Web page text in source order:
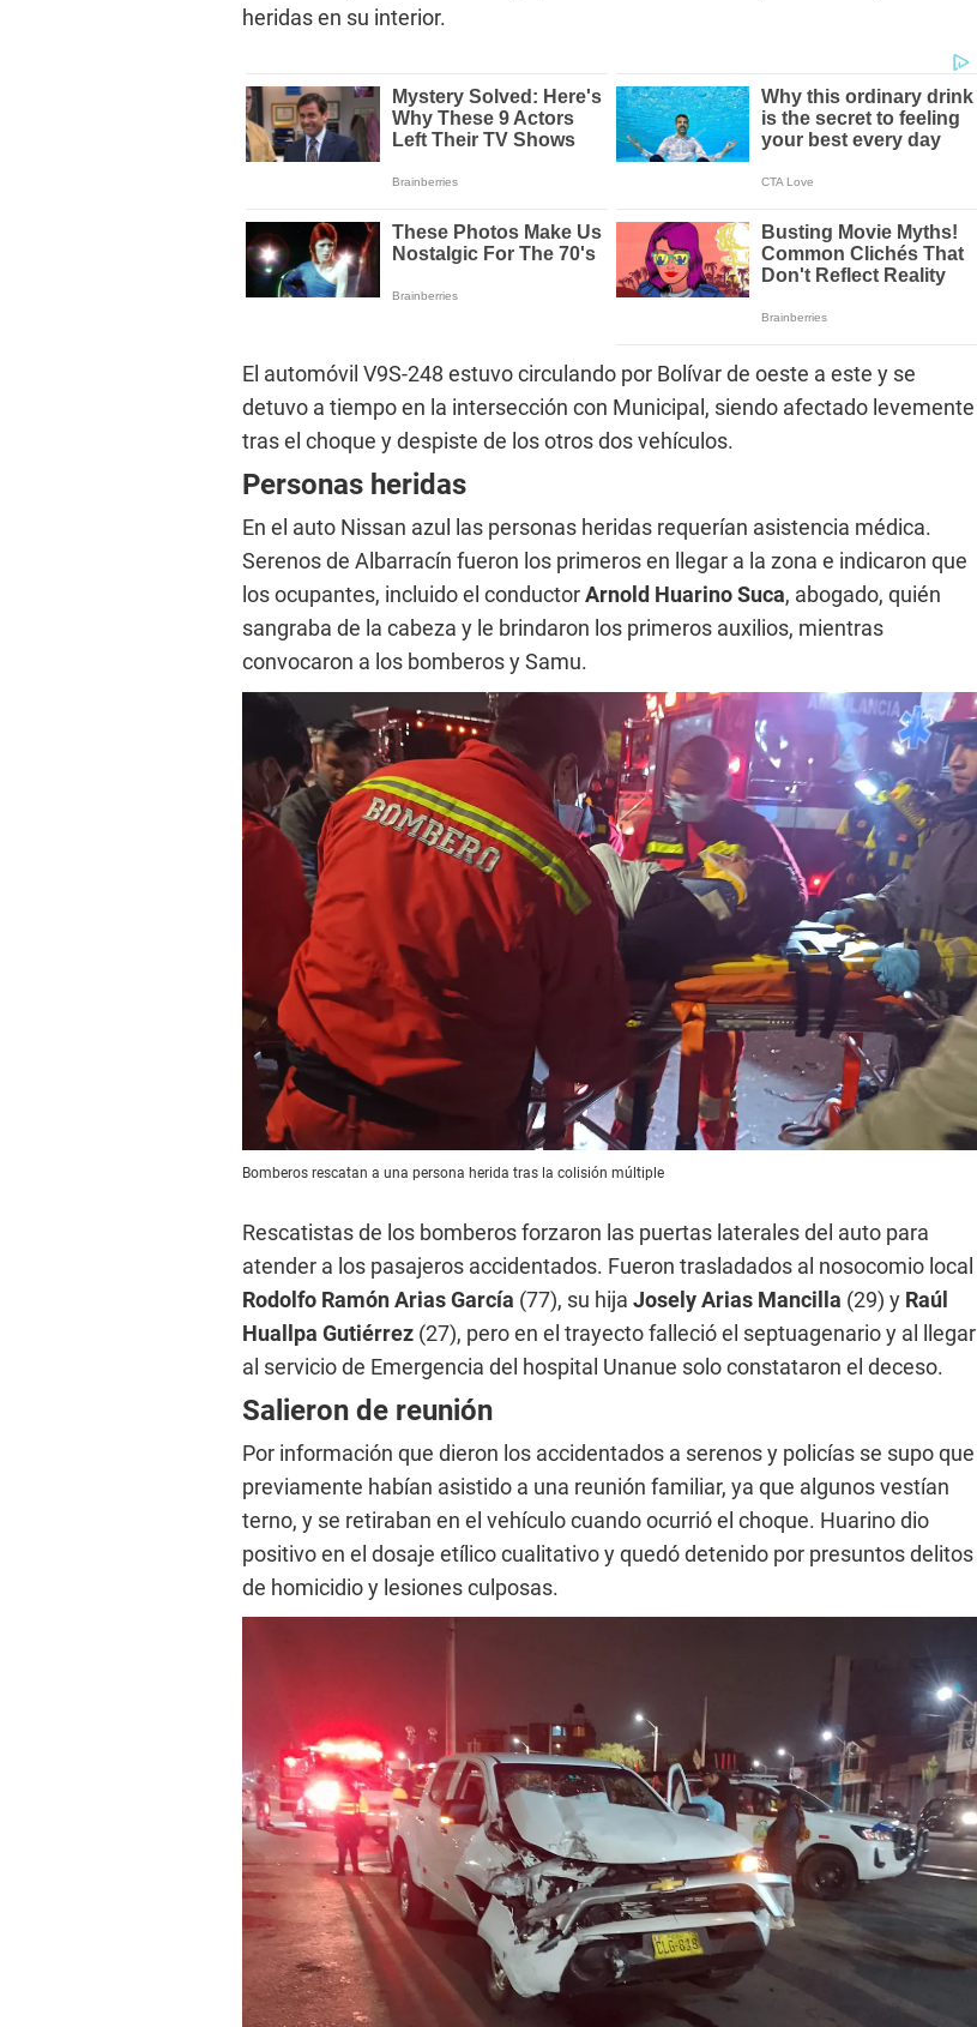
heridas en su interior.
El automóvil V9S-248 estuvo circulando por Bolívar de oeste a este y se
detuvo a tiempo en la intersección con Municipal, siendo afectado levemente
tras el choque y despiste de los otros dos vehículos.
Personas heridas
En el auto Nissan azul las personas heridas requerían asistencia médica.
Serenos de Albarracín fueron los primeros en llegar a la zona e indicaron que
los ocupantes, incluido el conductorArnold Huarino Suca, abogado, quién
sangraba de la cabeza y le brindaron los primeros auxilios, mientras
convocaron a los bomberos y Samu.
Bomberos rescatan a una persona herida tras la colisión múltiple
Rescatistas de los bomberos forzaron las puertas laterales del auto para
atender a los pasajeros accidentados. Fueron trasladados al nosocomio local
Rodolfo Ramón Arias García (77), su hija Josely Arias Mancilla (29) y Raúl
Huallpa Gutiérrez (27), pero en el trayecto falleció el septuagenario y al llegar
al servicio de Emergencia del hospital Unanue solo constataron el deceso.
Salieron de reunión
Por información que dieron los accidentados a serenos y policías se supo que
previamente habían asistido a una reunión familiar, ya que algunos vestían
terno, y se retiraban en el vehículo cuando ocurrió el choque. Huarino dio
positivo en el dosaje etílico cualitativo y quedó detenido por presuntos delitos
de homicidio y lesiones culposas.